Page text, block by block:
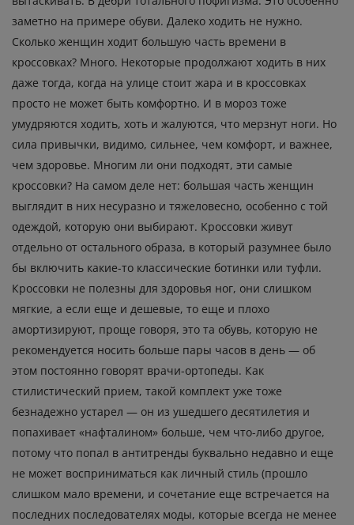
заметно на примере обуви. Далеко ходить не нужно.
Сколько женщин ходит большую часть времени в
кроссовках? Много. Некоторые продолжают ходить в них
даже тогда, когда на улице стоит жара и в кроссовках
просто не может быть комфортно. И в мороз тоже
умудряются ходить, хоть и жалуются, что мерзнут ноги. Но
сила привычки, видимо, сильнее, чем комфорт, и важнее,
чем здоровье. Многим ли они подходят, эти самые
кроссовки? На самом деле нет: большая часть женщин
выглядит в них несуразно и тяжеловесно, особенно с той
одеждой, которую они выбирают. Кроссовки живут
отдельно от остального образа, в который разумнее было
бы включить какие-то классические ботинки или туфли.
Кроссовки не полезны для здоровья ног, они слишком
мягкие, а если еще и дешевые, то еще и плохо
амортизируют, проще говоря, это та обувь, которую не
рекомендуется носить больше пары часов в день — об
этом постоянно говорят врачи-ортопеды. Как
стилистический прием, такой комплект уже тоже
безнадежно устарел — он из ушедшего десятилетия и
попахивает «нафталином» больше, чем что-либо другое,
потому что попал в антитренды буквально недавно и еще
не может восприниматься как личный стиль (прошло
слишком мало времени, и сочетание еще встречается на
последних последователях моды, которые всегда не менее